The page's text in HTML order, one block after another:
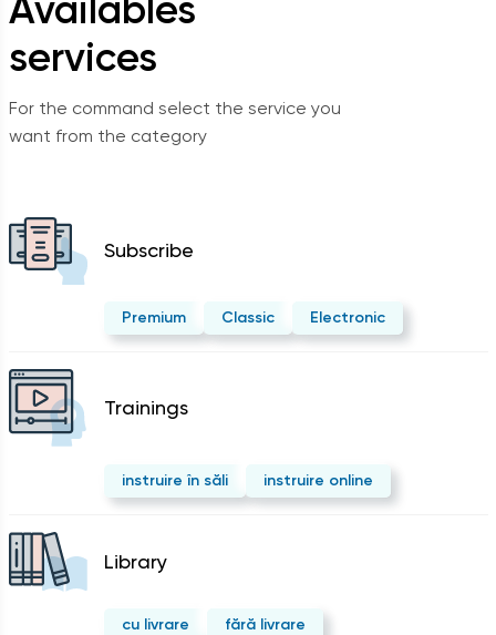
services
For the command select the service you
want from the category
Subscribe
Premium Classic Electronic
Trainings
instruire în săli instruire online
Library
cu livrare fără livrare